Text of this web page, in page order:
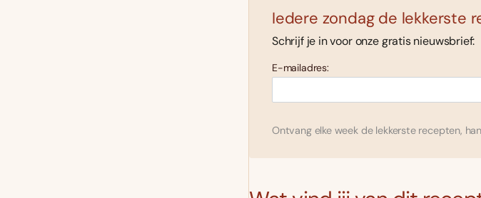
Iedere zondag de lekkerste
Schrijf je in voor onze gratis nieuwsbrief:
E-mailadres:
Ontvang elke week de lekkerste recepten,